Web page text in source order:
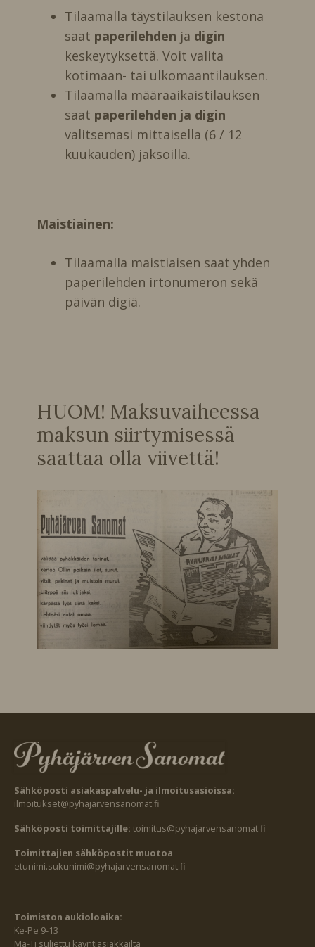
Tilaamalla täystilauksen kestona
saat paperilehden ja digin
keskeytyksettä. Voit valita
kotimaan- tai ulkomaantilauksen.
Tilaamalla määräaikaistilauksen
saat paperilehden ja digin
valitsemasi mittaisella (6 / 12
kuukauden) jaksoilla.
Maistiainen:
Tilaamalla maistiaisen saat yhden
paperilehden irtonumeron sekä
päivän digiä.
HUOM! Maksuvaiheessa
maksun siirtymisessä
saattaa olla viivettä!
Sähköposti asiakaspalvelu- ja ilmoitusasioissa:
ilmoitukset@pyhajarvensanomat.fi
Sähköposti toimittajille: toimitus@pyhajarvensanomat.fi
Toimittajien sähköpostit muotoa
etunimi.sukunimi@pyhajarvensanomat.fi
Toimiston aukioloaika:
Ke-Pe 9-13
Ma-Ti suljettu käyntiasiakkailta